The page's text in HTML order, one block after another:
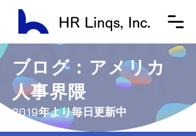
ブログ：アメリカ
人事界隈
​2019年より毎日更新中